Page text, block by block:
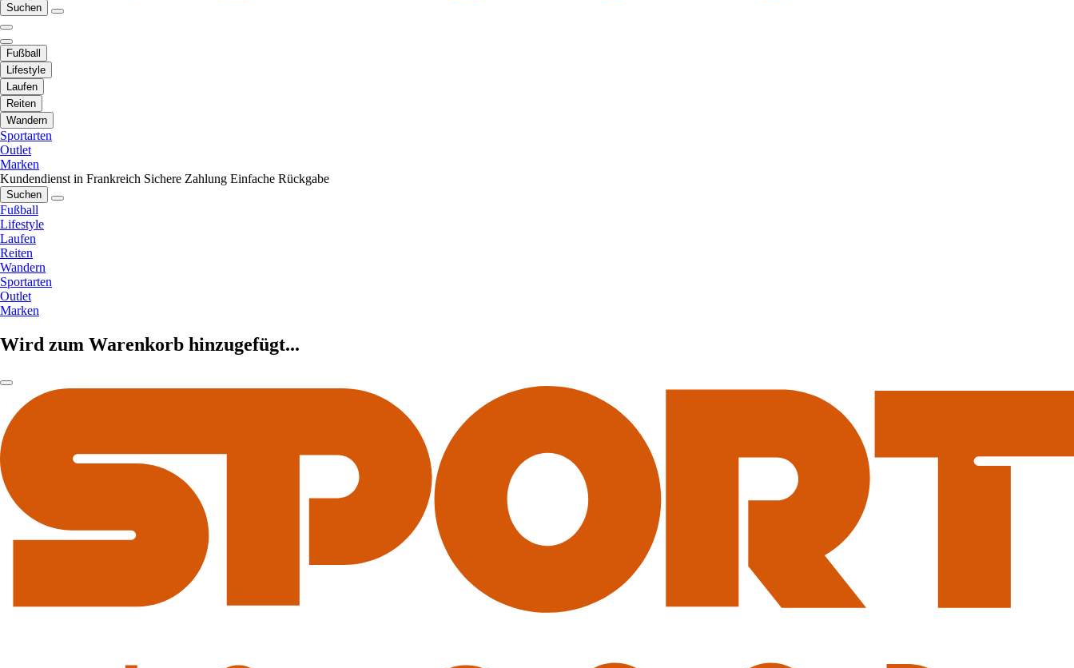
Suchen
Fußball
Lifestyle
Laufen
Reiten
Wandern
Sportarten
Outlet
Marken
Kundendienst in Frankreich Sichere Zahlung Einfache Rückgabe
Suchen
Fußball
Lifestyle
Laufen
Reiten
Wandern
Sportarten
Outlet
Marken
Wird zum Warenkorb hinzugefügt...